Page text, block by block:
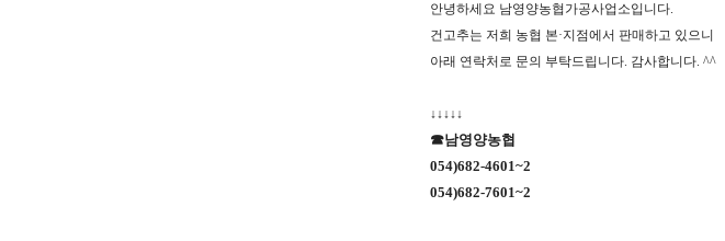
안녕하세요 남영양농협가공사업소입니다.
건고추는 저희 농협 본·지점에서 판매하고 있으니
아래 연락처로 문의 부탁드립니다. 감사합니다. ^^
↓↓↓↓↓
☎남영양농협
054)682-4601~2
054)682-7601~2